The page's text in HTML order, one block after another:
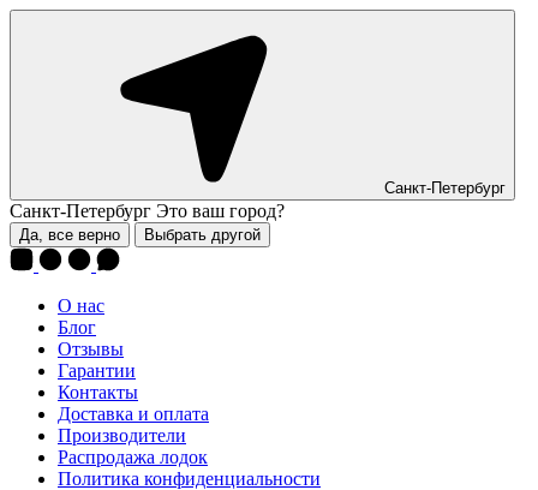
Санкт-Петербург
Санкт-Петербург Это ваш город?
Да, все верно Выбрать другой
О нас
Блог
Отзывы
Гарантии
Контакты
Доставка и оплата
Производители
Распродажа лодок
Политика конфиденциальности